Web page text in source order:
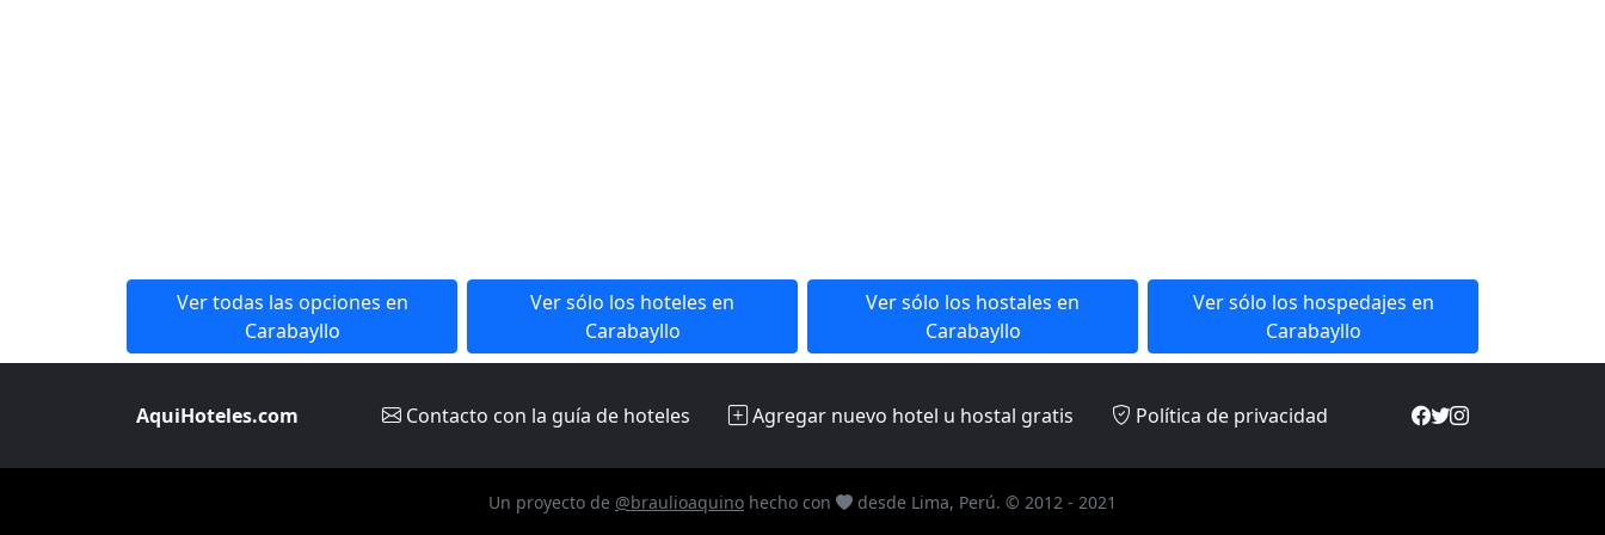
Ver todas las opciones en
Carabayllo
Ver sólo los hoteles en
Carabayllo
Ver sólo los hostales en
Carabayllo
Ver sólo los hospedajes en
Carabayllo
AquiHoteles.com Contacto con la guía de hoteles Agregar nuevo hotel u hostal gratis Política de privacidad
Un proyecto de @braulioaquino hecho con desde Lima, Perú. © 2012 - 2021